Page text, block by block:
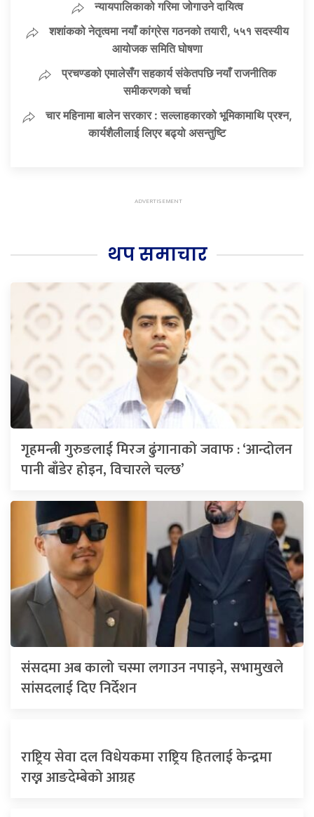
न्यायपालिकाको गरिमा जोगाउने दायित्व
शशांकको नेतृत्वमा नयाँ कांग्रेस गठनको तयारी, ५५१ सदस्यीय
आयोजक समिति घोषणा
प्रचण्डको एमालेसँग सहकार्य संकेतपछि नयाँ राजनीतिक
समीकरणको चर्चा
चार महिनामा बालेन सरकार : सल्लाहकारको भूमिकामाथि प्रश्न,
कार्यशैलीलाई लिएर बढ्यो असन्तुष्टि
थप समाचार
गृहमन्त्री गुरुङलाई मिरज ढुंगानाको जवाफ : ‘आन्दोलन
पानी बाँडेर होइन, विचारले चल्छ’
संसदमा अब कालो चस्मा लगाउन नपाइने, सभामुखले
सांसदलाई दिए निर्देशन
राष्ट्रिय सेवा दल विधेयकमा राष्ट्रिय हितलाई केन्द्रमा
राख्न आङदेम्बेको आग्रह